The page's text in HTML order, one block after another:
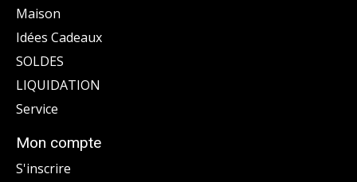
Maison
Idées Cadeaux
SOLDES
LIQUIDATION
Service
Mon compte
S'inscrire